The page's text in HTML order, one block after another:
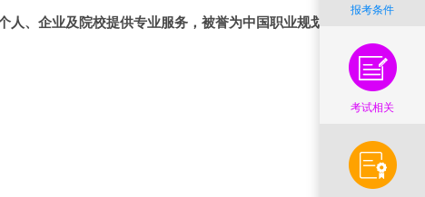
、企业及院校提供专业服务，被誉为中国职业规划师
报考条件
考试相关